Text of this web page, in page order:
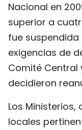
Nacional en
superior a
fue suspendida
exigencias de
Comité Central
decidieron
Los
locales